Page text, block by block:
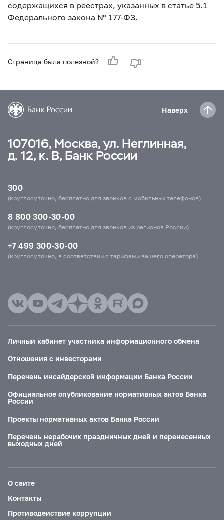
содержащихся в реестрах, указанных в статье 5.1
Федерального закона № 177-ФЗ.
Страница была полезной?
Наверх
107016, Москва, ул. Неглинная,
д. 12, к. В, Банк России
300
(круглосуточно, бесплатно для звонков с мобильных телефонов)
8 800 300-30-00
(круглосуточно, бесплатно для звонков из регионов России)
+7 499 300-30-00
(круглосуточно, в соответствии с тарифами вашего оператора)
Личный кабинет участника информационного обмена
Отношения с инвесторами
Перечень инсайдерской информации Банка России
Официальное опубликование нормативных актов Банка
России
Проекты нормативных актов Банка России
Перечень нерабочих праздничных дней и перенесенных
выходных дней
О сайте
Контакты
Противодействие коррупции